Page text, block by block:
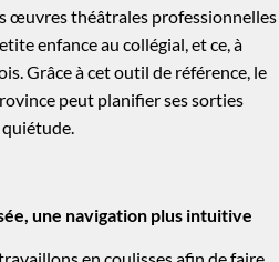
œuvres théâtrales professionnelles
enfance au collégial, et ce, à
Grâce à cet outil de référence, le
peut planifier ses sorties
une navigation plus intuitive